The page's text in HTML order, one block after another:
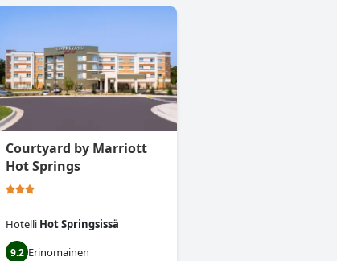
Courtyard by Marriott
Hot Springs
Hotelli Hot Springsissä
9.2 Erinomainen